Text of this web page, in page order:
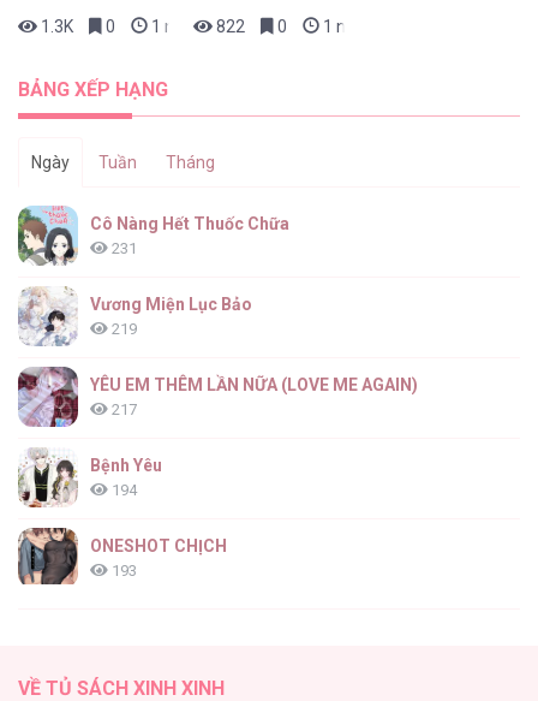
1.3K
0 1 ngày trước
822
0 1 ngày trước
BẢNG XẾP HẠNG
Ngày Tuần Tháng
Cô Nàng Hết Thuốc Chữa
231
Vương Miện Lục Bảo
219
YÊU EM THÊM LẦN NỮA (LOVE ME AGAIN)
217
Bệnh Yêu
194
ONESHOT CHỊCH
193
VỀ TỦ SÁCH XINH XINH